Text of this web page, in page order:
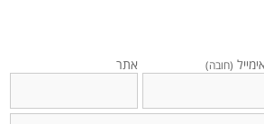
אימייל (חובה) אתר